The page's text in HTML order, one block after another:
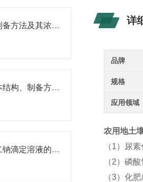
硫酸滴定液的制备方法及其浓度的确定
微孔滤膜的基本结构、制备方法、性能特点以及应用领域
乙二胺四乙酸二钠滴定溶液的稳定性与保存条件
详
品牌
规格
应用领域
农用地土
（1）
（2）磷
（3）